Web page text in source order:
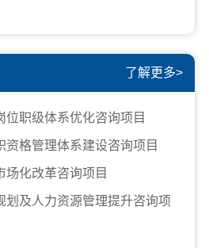
了解更多>
位职级体系优化咨询项目
资格管理体系建设咨询项目
场化改革咨询项目
划及人力资源管理提升咨询项